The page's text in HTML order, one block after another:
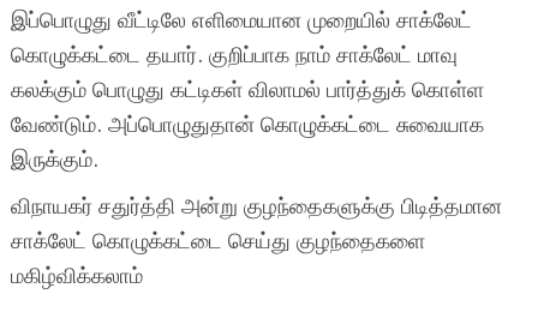
இப்பொழுது வீட்டிலே எளிமையான முறையில் சாக்லேட்
கொழுக்கட்டை தயார். குறிப்பாக நாம் சாக்லேட் மாவு
கலக்கும் பொழுது கட்டிகள் விலாமல் பார்த்துக் கொள்ள
வேண்டும். அப்பொழுதுதான் கொழுக்கட்டை சுவையாக
இருக்கும்.
விநாயகர் சதுர்த்தி அன்று குழந்தைகளுக்கு பிடித்தமான
சாக்லேட் கொழுக்கட்டை செய்து குழந்தைகளை
மகிழ்விக்கலாம்